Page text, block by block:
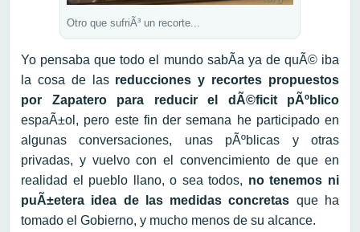
Otro que sufriÃ³ un recorte...
Yo pensaba que todo el mundo sabÃ­a ya de quÃ© iba
la cosa de las reducciones y recortes propuestos
por Zapatero para reducir el dÃ©ficit pÃºblico
espaÃ±ol, pero este fin der semana he participado en
algunas conversaciones, unas pÃºblicas y otras
privadas, y vuelvo con el convencimiento de que en
realidad el pueblo llano, o sea todos, no tenemos ni
puÃ±etera idea de las medidas concretas que ha
tomado el Gobierno, y mucho menos de su alcance.